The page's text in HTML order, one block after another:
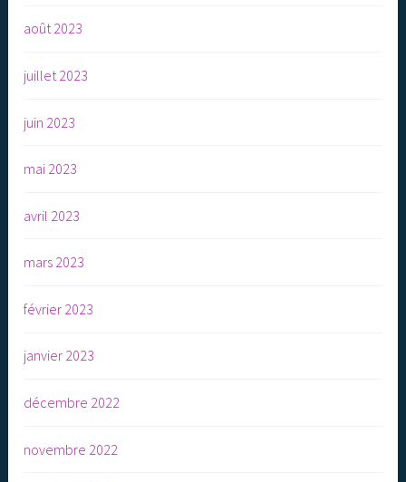
août 2023
juillet 2023
juin 2023
mai 2023
avril 2023
mars 2023
février 2023
janvier 2023
décembre 2022
novembre 2022